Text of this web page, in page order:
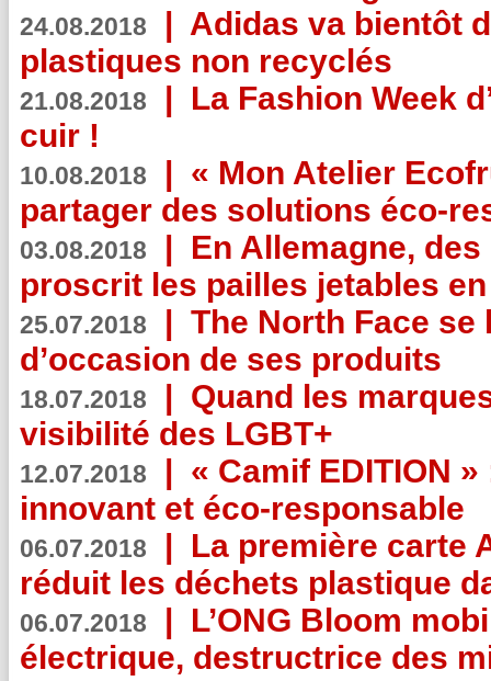
24.08.2018 | Adidas va bientôt
plastiques non recyclés
21.08.2018 | La Fashion Week
cuir !
10.08.2018 | « Mon Atelier
partager des solutions éco-
03.08.2018 | En Allemagne,
proscrit les pailles jetables
25.07.2018 | The North Face se
d’occasion de ses produits
18.07.2018 | Quand les
visibilité des LGBT+
12.07.2018 | « Camif EDITION
innovant et éco-responsable
06.07.2018 | La première carte
réduit les déchets plastique
06.07.2018 | L’ONG Bloom
électrique, destructrice des